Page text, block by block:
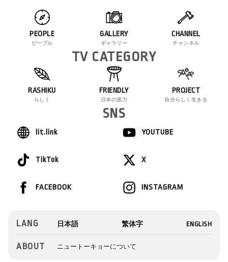
PEOPLE
ピープル
GALLERY
ギャラリー
CHANNEL
チャンネル
TV CATEGORY
RASHIKU
らしく
FRIENDLY
日本の底力
PROJECT
自分らしく生きる
SNS
lit.link YOUTUBE
TikTok X
INSTAGRAM
FACEBOOK
LANG
ABOUT ニュートーキョーについて